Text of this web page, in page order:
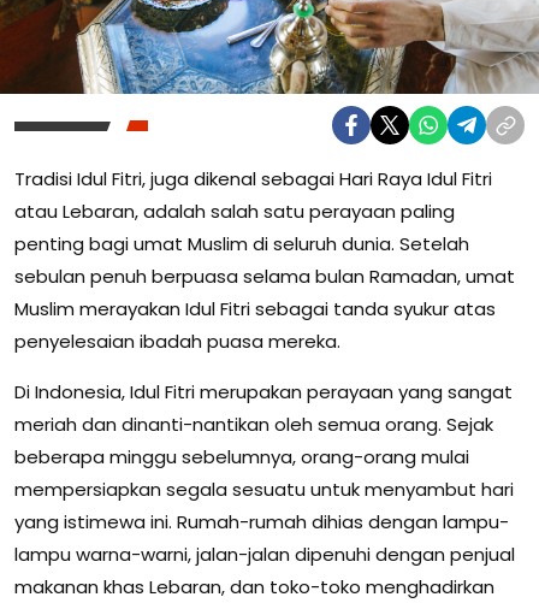
Tradisi Idul Fitri, juga dikenal sebagai Hari Raya Idul Fitri
atau Lebaran, adalah salah satu perayaan paling
penting bagi umat Muslim di seluruh dunia. Setelah
sebulan penuh berpuasa selama bulan Ramadan, umat
Muslim merayakan Idul Fitri sebagai tanda syukur atas
penyelesaian ibadah puasa mereka.
Di Indonesia, Idul Fitri merupakan perayaan yang sangat
meriah dan dinanti-nantikan oleh semua orang. Sejak
beberapa minggu sebelumnya, orang-orang mulai
mempersiapkan segala sesuatu untuk menyambut hari
yang istimewa ini. Rumah-rumah dihias dengan lampu-
lampu warna-warni, jalan-jalan dipenuhi dengan penjual
makanan khas Lebaran, dan toko-toko menghadirkan